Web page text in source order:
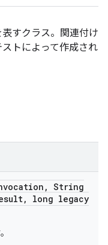
すクラス。関連付け
トによって作成され
, String
,
long legacy